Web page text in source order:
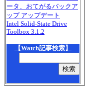
ータ、おてがるバックア
ップ アップデート
Intel Solid-State Drive
Toolbox 3.1.2
【Watch記事検索】